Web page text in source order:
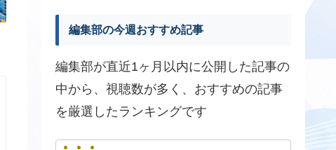
編集部の今週おすすめ記事
編集部が直近1ヶ月以内に公開した記事の
中から、視聴数が多く、おすすめの記事
を厳選したランキングです